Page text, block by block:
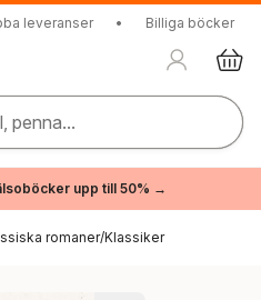
leveranser • Billiga böcker
penna...
upp till 50% →
romaner/Klassiker